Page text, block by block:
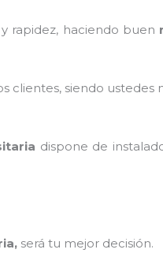
rapidez, haciendo buen
clientes, siendo ustedes
dispone de
, será tu mejor decisión.